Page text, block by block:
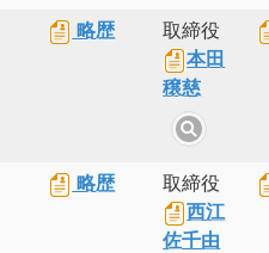
略歴
取締役
本田
穣慈
略歴
取締役
西江
佐千由